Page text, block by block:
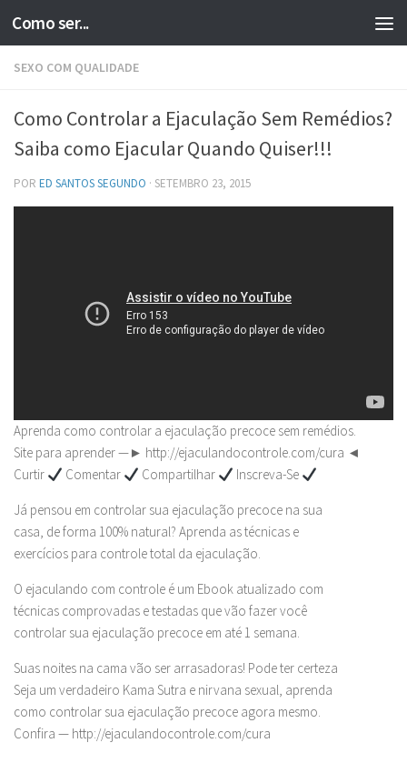
Skip to content
Como ser...
SEXO COM QUALIDADE
Como Controlar a Ejaculação Sem Remédios?
Saiba como Ejacular Quando Quiser!!!
POR ED SANTOS SEGUNDO · SETEMBRO 23, 2015
Aprenda como controlar a ejaculação precoce sem remédios.
Site para aprender —► http://ejaculandocontrole.com/cura ◄
Curtir
Comentar Compartilhar Inscreva-Se
Já pensou em controlar sua ejaculação precoce na sua
casa, de forma 100% natural? Aprenda as técnicas e
exercícios para controle total da ejaculação.
O ejaculando com controle é um Ebook atualizado com
técnicas comprovadas e testadas que vão fazer você
controlar sua ejaculação precoce em até 1 semana.
Suas noites na cama vão ser arrasadoras! Pode ter certeza
Seja um verdadeiro Kama Sutra e nirvana sexual, aprenda
como controlar sua ejaculação precoce agora mesmo.
Confira — http://ejaculandocontrole.com/cura